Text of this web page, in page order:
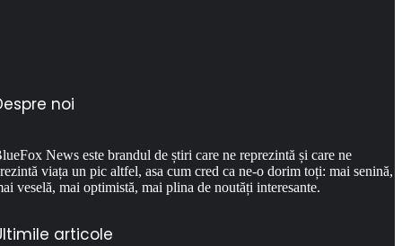
noi
News este brandul de știri care ne reprezintă și care ne
viața un pic altfel, asa cum cred ca ne-o dorim toți: mai senină,
veselă, mai optimistă, mai plina de noutăți interesante.
articole